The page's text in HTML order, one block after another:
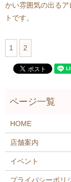
かい雰囲気の出るア
トです。
1 2
HOME
店舗案内
イベント
プライバシーポリ